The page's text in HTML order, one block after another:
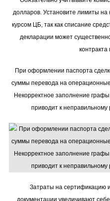
долларов. Установите лимиты
курсом ЦБ, так как списание
декларации может
контракта
При оформлении паспорта
суммы перевода на
Некорректное заполнение
приводит к
Затраты на сертификацию
документации увеличивают